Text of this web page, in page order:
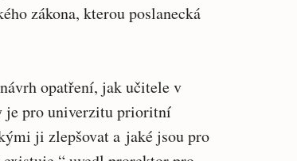
zákona, kterou poslanecká
opatření, jak učitele v
je pro univerzitu prioritní
ji zlepšovat a jaké jsou pro